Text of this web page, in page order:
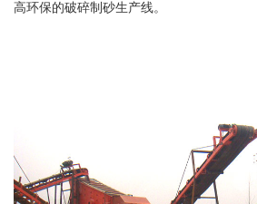
高环保的破碎制砂生产线。